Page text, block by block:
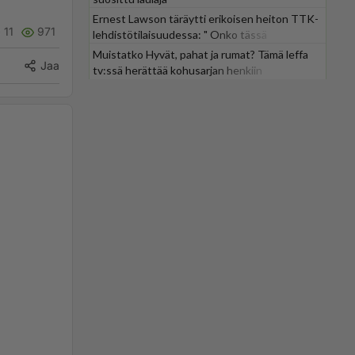
11 971
Jaa
Ernest Lawson täräytti erikoisen heiton TTK-
lehdistötilaisuudessa: " Onko tässä
tarkoituksena...?"
Muistatko Hyvät, pahat ja rumat? Tämä leffa
tv:ssä herättää kohusarjan henkiin